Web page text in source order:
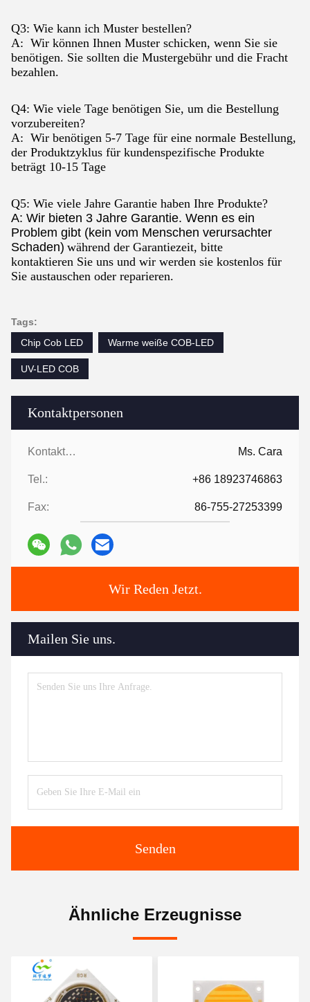
Kontaktpersonen
Kontaktpersonen: Ms. Cara
Tel.: +86 18923746863
Fax: 86-755-27253399
Wir Reden Jetzt.
Mailen Sie uns.
Senden
Q3: Wie kann ich Muster bestellen?
A: Wir können Ihnen Muster schicken, wenn Sie sie
benötigen. Sie sollten die Mustergebühr und die Fracht
bezahlen.
Q4: Wie viele Tage benötigen Sie, um die Bestellung
vorzubereiten?
A: Wir benötigen 5-7 Tage für eine normale Bestellung,
der Produktzyklus für kundenspezifische Produkte
beträgt 10-15 Tage
Q5: Wie viele Jahre Garantie haben Ihre Produkte?
A: Wir bieten 3 Jahre Garantie. Wenn es ein
Problem gibt (kein vom Menschen verursachter
Schaden) während der Garantiezeit, bitte
kontaktieren Sie uns und wir werden sie kostenlos für
Sie austauschen oder reparieren.
Tags:
Chip Cob LED
Warme weiße COB-LED
UV-LED COB
Ähnliche Erzeugnisse